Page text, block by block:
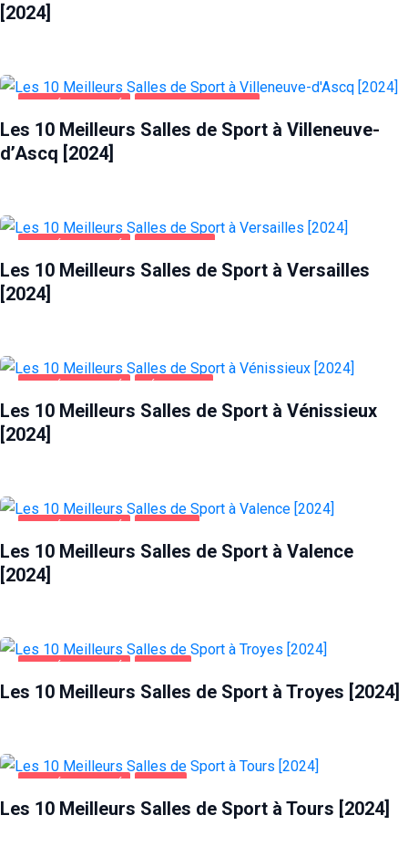
[2024]
SANTÉ ET BEAUTÉ VILLENEUVE-D'ASCQ
Les 10 Meilleurs Salles de Sport à Villeneuve-
d’Ascq [2024]
SANTÉ ET BEAUTÉ VERSAILLES
Les 10 Meilleurs Salles de Sport à Versailles
[2024]
SANTÉ ET BEAUTÉ VÉNISSIEUX
Les 10 Meilleurs Salles de Sport à Vénissieux
[2024]
SANTÉ ET BEAUTÉ VALENCE
Les 10 Meilleurs Salles de Sport à Valence
[2024]
SANTÉ ET BEAUTÉ TROYES
Les 10 Meilleurs Salles de Sport à Troyes [2024]
SANTÉ ET BEAUTÉ TOURS
Les 10 Meilleurs Salles de Sport à Tours [2024]